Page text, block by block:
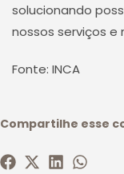
solucionando
nossos serviços
Fonte: INCA
Compartilhe esse